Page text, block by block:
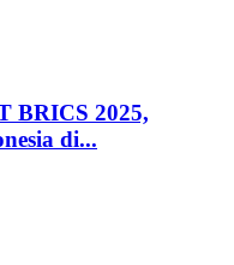
BRICS 2025,
di...